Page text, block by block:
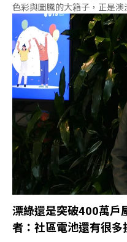
色彩與圖騰的大箱子，正是澳
（community battery）。
月啟用，容量267kWh，是澳
電池。未來會有數十個、甚至
兩個字蘊藏很多想像，但社
快速開箱這個大盒子的起源
池？
漂綠還是突破400萬戶
者：社區電池還有很多